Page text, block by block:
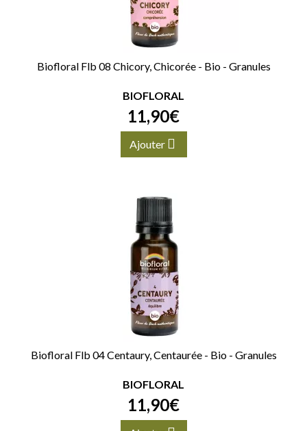
Biofloral Flb 08 Chicory, Chicorée - Bio - Granules
BIOFLORAL
11,90€
Ajouter
Biofloral Flb 04 Centaury, Centaurée - Bio - Granules
BIOFLORAL
11,90€